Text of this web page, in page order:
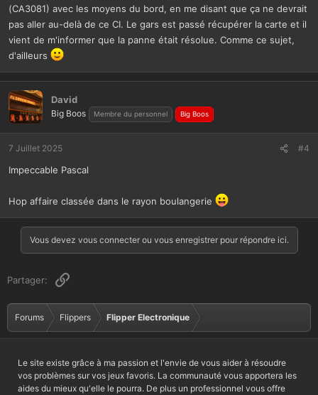
(CA3081) avec les moyens du bord, en me disant que ça ne devrait
pas aller au-delà de ce CI. Le gars est passé récupérer la carte et il
vient de m'informer que la panne était résolue. Comme ce sujet,
d'ailleurs
David
Big Boos Membre du personnel Big Boos
7 Juillet 2025 #4
Impeccable Pascal
Hop affaire classée dans le rayon boulangerie
Vous devez vous connecter ou vous enregistrer pour répondre ici.
Partager: Lien
Forums Flippers Flipper Electronique
Le site existe grâce à ma passion et l'envie de vous aider à résoudre
vos problèmes sur vos jeux favoris. La communauté vous apportera les
aides du mieux qu'elle le pourra. De plus un professionnel vous offre